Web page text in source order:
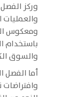
وركز
ومعكوس
باستخدام
والسوق
أما الفصل
وافتراضات